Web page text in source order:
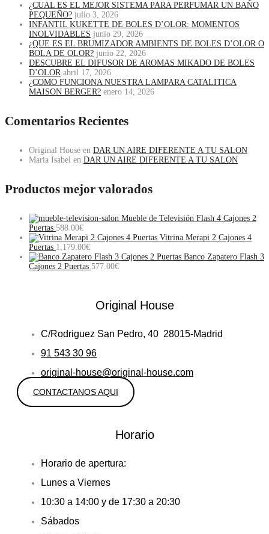
¿CUAL ES EL MEJOR SISTEMA PARA PERFUMAR UN BAÑO
PEQUEÑO? julio 3, 2026
INFANTIL KUKETTE DE BOLES D’OLOR: MOMENTOS
INOLVIDABLES junio 29, 2026
¿QUE ES EL BRUMIZADOR AMBIENTS DE BOLES D’OLOR O
BOLA DE OLOR? junio 22, 2026
DESCUBRE EL DIFUSOR DE AROMAS MIKADO DE BOLES
D’OLOR abril 17, 2026
¿COMO FUNCIONA NUESTRA LAMPARA CATALITICA
MAISON BERGER? enero 14, 2026
Comentarios Recientes
Original House en DAR UN AIRE DIFERENTE A TU SALON
Maria Isabel en DAR UN AIRE DIFERENTE A TU SALON
Productos mejor valorados
Mueble de Televisión Flash 4 Cajones 2
Puertas 588.00€
Vitrina Merapi 2 Cajones 4
Puertas 1,179.00€
Banco Zapatero Flash 3
Cajones 2 Puertas 577.00€
Original House
C/Rodriguez San Pedro, 40 28015-Madrid
91 543 30 96
original-house@original-house.com
CONTACTANOS AQUI
Horario
Horario de apertura:
Lunes a Viernes
10:30 a 14:00 y de 17:30 a 20:30
Sábados